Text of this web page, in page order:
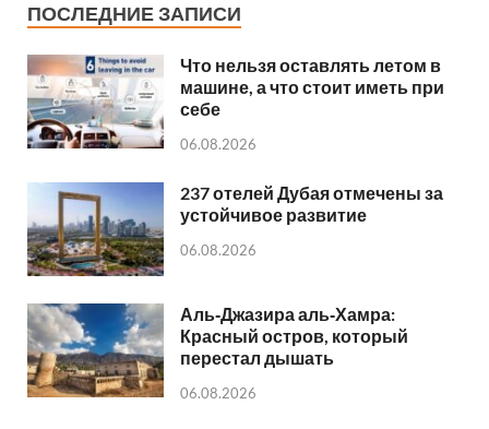
ПОСЛЕДНИЕ ЗАПИСИ
Что нельзя оставлять летом в
машине, а что стоит иметь при
себе
06.08.2026
237 отелей Дубая отмечены за
устойчивое развитие
06.08.2026
Аль‑Джазира аль‑Хамра:
Красный остров, который
перестал дышать
06.08.2026